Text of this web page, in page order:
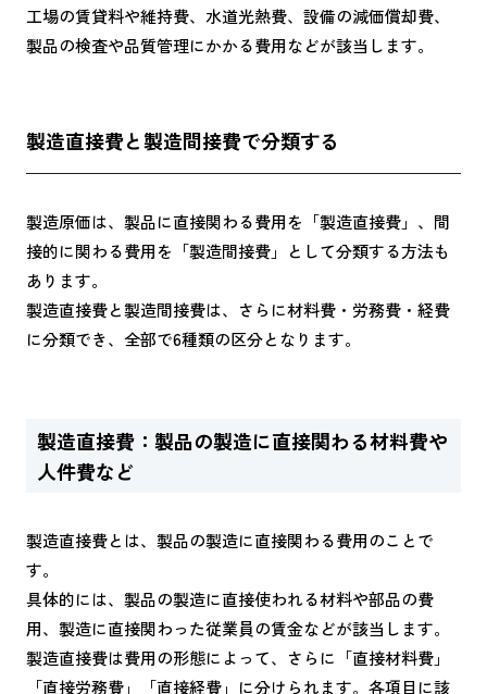
工場の賃貸料や維持費、水道光熱費、設備の減価償却費、
製品の検査や品質管理にかかる費用などが該当します。
製造直接費と製造間接費で分類する
製造原価は、製品に直接関わる費用を「製造直接費」、間
接的に関わる費用を「製造間接費」として分類する方法も
あります。
製造直接費と製造間接費は、さらに材料費・労務費・経費
に分類でき、全部で6種類の区分となります。
製造直接費：製品の製造に直接関わる材料費や
人件費など
製造直接費とは、製品の製造に直接関わる費用のことで
す。
具体的には、製品の製造に直接使われる材料や部品の費
用、製造に直接関わった従業員の賃金などが該当します。
製造直接費は費用の形態によって、さらに「直接材料費」
「直接労務費」「直接経費」に分けられます。各項目に該